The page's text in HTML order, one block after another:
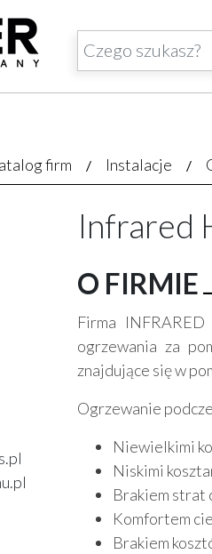
firm Instalacje
Infrared
O FIRMIE
Firma
ogrzewania za
znajdujące się w
Ogrzewanie
Niewielkimi
Niskimi
Brakiem strat
Komfortem
Brakiem